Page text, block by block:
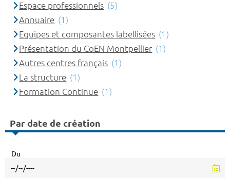
Espace professionnels (5)
Annuaire (1)
Equipes et composantes labellisées (1)
Présentation du CoEN Montpellier (1)
Autres centres français (1)
La structure (1)
Formation Continue (1)
Par date de création
Du